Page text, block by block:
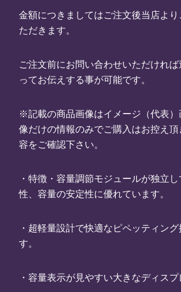
金額につきましてはご注文後当店よ
ただきます。
ご注文前にお問い合わせいただけれ
ってお伝えする事が可能です。
※記載の商品画像はイメージ（代表
像だけの情報のみでご購入はお控え
容をご確認下さい。
・特徴・容量調節モジュールが独立
性、容量の安定性に優れています。
・超軽量設計で快適なピペッティン
す。
・容量表示が見やすい大きなディスプ